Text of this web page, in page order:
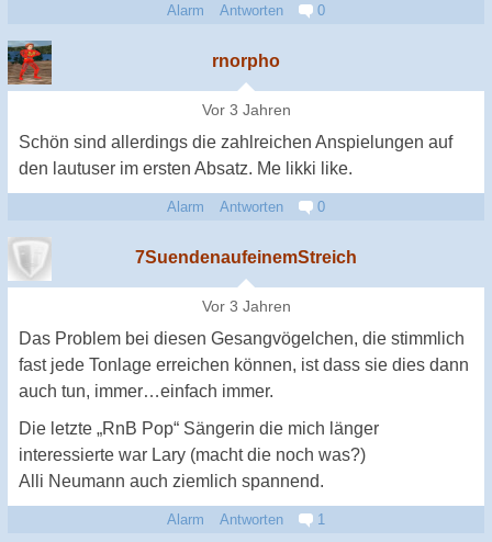
Alarm Antworten 0
rnorpho
Vor 3 Jahren
Schön sind allerdings die zahlreichen Anspielungen auf
den lautuser im ersten Absatz. Me likki like.
Alarm Antworten 0
7SuendenaufeinemStreich
Vor 3 Jahren
Das Problem bei diesen Gesangvögelchen, die stimmlich
fast jede Tonlage erreichen können, ist dass sie dies dann
auch tun, immer…einfach immer.
Die letzte „RnB Pop“ Sängerin die mich länger
interessierte war Lary (macht die noch was?)
Alli Neumann auch ziemlich spannend.
Alarm Antworten 1